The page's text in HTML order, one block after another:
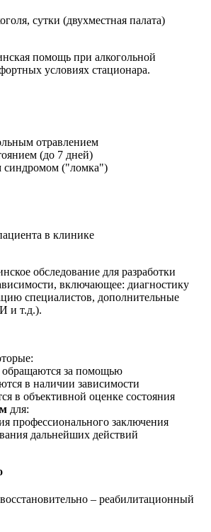
сутки (двухместная палата)
помощь при алкогольной
условиях стационара.
отравлением
(до 7 дней)
синдромом ("ломка")
в клинике
обследование для разработки
включающее: диагностику
специалистов, дополнительные
и т.д.).
за помощью
в наличии зависимости
в объективной оценке состояния
для:
профессионального заключения
дальнейших действий
– реабилитационный